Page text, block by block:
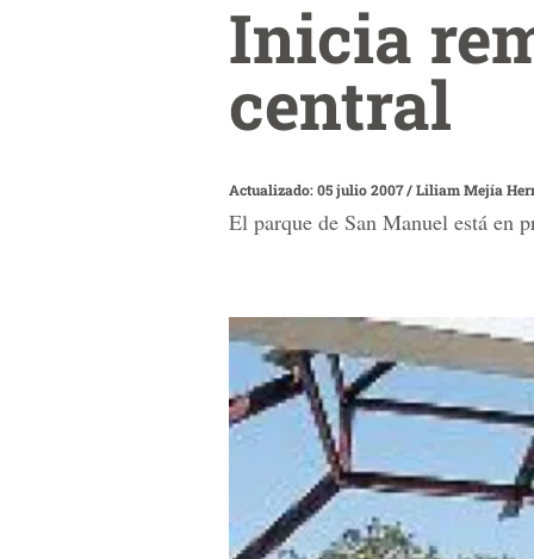
Inicia
central
Actualizado: 05 julio 2007/Liliam Mejía
El parque de San Manuel está en